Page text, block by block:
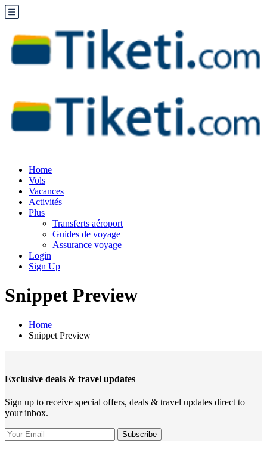
Home
Vols
Vacances
Activités
Plus
Transferts aéroport
Guides de voyage
Assurance voyage
Login
Sign Up
Snippet Preview
Home
Snippet Preview
Exclusive deals & travel updates
Sign up to receive special offers, deals & travel updates direct to
your inbox.